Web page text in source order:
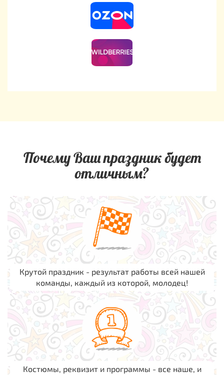
Почему Ваш праздник будет
отличным?
Крутой праздник - результат работы всей нашей
команды, каждый из которой, молодец!
Костюмы, реквизит и программы - все наше, и